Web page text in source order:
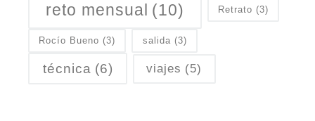
reto mensual (10) Retrato (3)
Rocío Bueno (3) salida (3)
técnica (6) viajes (5)